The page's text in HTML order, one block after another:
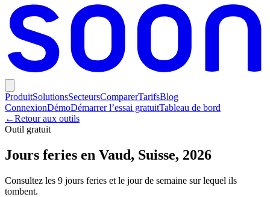
ProduitSolutionsSecteursComparerTarifsBlog
ConnexionDémoDémarrer l’essai gratuitTableau de bord
←Retour aux outils
Outil gratuit
Jours feries en Vaud, Suisse, 2026
Consultez les 9 jours feries et le jour de semaine sur lequel ils
tombent.